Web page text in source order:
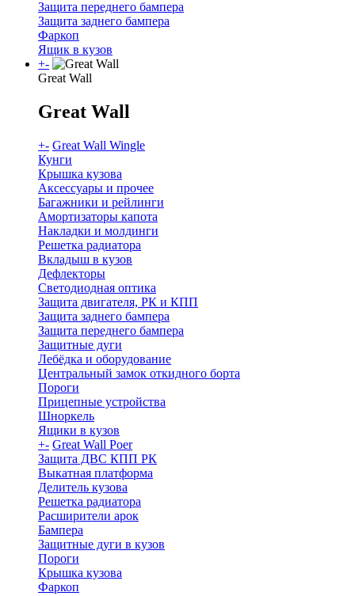
Защита переднего бампера
Защита заднего бампера
Фаркоп
Ящик в кузов
+-
Great Wall
Great Wall
+- Great Wall Wingle
Кунги
Крышка кузова
Аксессуары и прочее
Багажники и рейлинги
Амортизаторы капота
Накладки и молдинги
Решетка радиатора
Вкладыш в кузов
Дефлекторы
Светодиодная оптика
Защита двигателя, РК и КПП
Защита заднего бампера
Защита переднего бампера
Защитные дуги
Лебёдка и оборудование
Центральный замок откидного борта
Пороги
Прицепные устройства
Шноркель
Ящики в кузов
+- Great Wall Poer
Защита ДВС КПП РК
Выкатная платформа
Делитель кузова
Решетка радиатора
Расширители арок
Бампера
Защитные дуги в кузов
Пороги
Крышка кузова
Фаркоп